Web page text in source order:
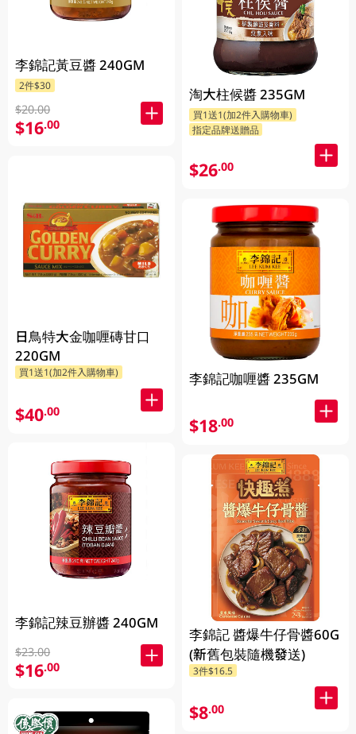
李錦記黃豆醬 240GM
2件$30
$20.00
$16.00
日鳥特大金咖喱磚甘口
220GM
買1送1(加2件入購物車)
$40.00
李錦記辣豆辦醬 240GM
$23.00
$16.00
淘大柱候醬 235GM
買1送1(加2件入購物車)
指定品牌送贈品
$26.00
李錦記咖喱醬 235GM
$18.00
李錦記 醬爆牛仔骨醬60G
(新舊包裝隨機發送)
3件$16.5
$8.00